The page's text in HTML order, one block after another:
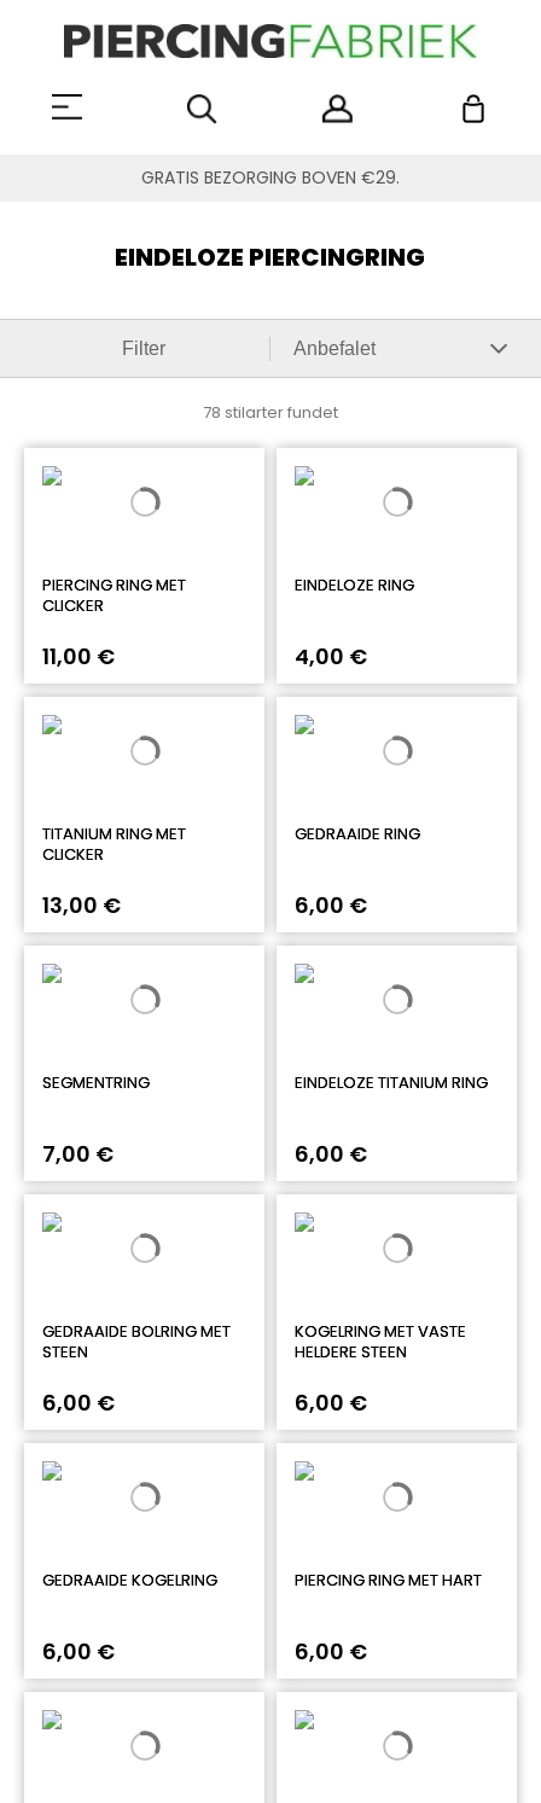
GRATIS BEZORGING BOVEN €29.
EINDELOZE PIERCINGRING
Filter
78 stilarter fundet
PIERCING RING MET
CLICKER
11,00 €
EINDELOZE RING
4,00 €
TITANIUM RING MET
CLICKER
13,00 €
GEDRAAIDE RING
6,00 €
SEGMENTRING
7,00 €
EINDELOZE TITANIUM RING
6,00 €
GEDRAAIDE BOLRING MET
STEEN
6,00 €
KOGELRING MET VASTE
HELDERE STEEN
6,00 €
GEDRAAIDE KOGELRING
6,00 €
PIERCING RING MET HART
6,00 €